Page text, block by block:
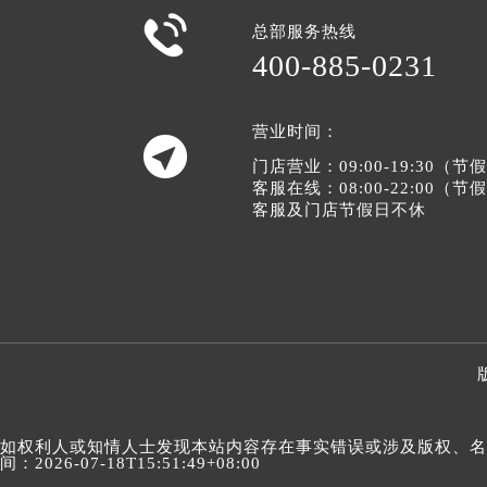
 总部服务热线
400-885-0231

营业时间：
门店营业：09:00-19:30（节
客服在线：08:00-22:00（节
客服及门店节假日不休
如权利人或知情人士发现本站内容存在事实错误或涉及版权、
间：2026-07-18T15:51:49+08:00